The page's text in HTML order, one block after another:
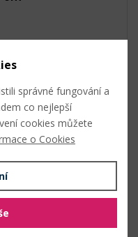
správné fungování a
co nejlepší
cookies můžete
o Cookies